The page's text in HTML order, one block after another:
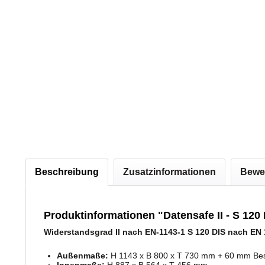
Beschreibung Zusatzinformationen
Produktinformationen "Datensafe II - S 120
Widerstandsgrad II nach EN-1143-1 S 120 DIS nach
Außenmaße: H 1143 x B 800 x T 730 mm + 60 mm